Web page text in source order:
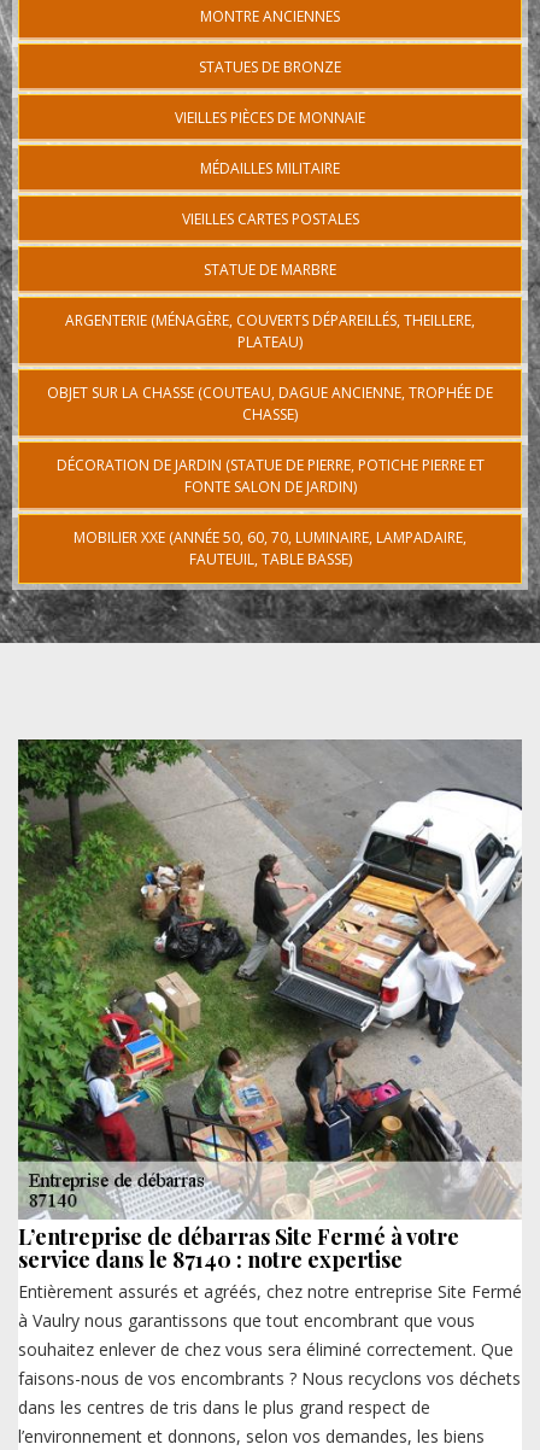
MONTRE ANCIENNES
STATUES DE BRONZE
VIEILLES PIÈCES DE MONNAIE
MÉDAILLES MILITAIRE
VIEILLES CARTES POSTALES
STATUE DE MARBRE
ARGENTERIE (MÉNAGÈRE, COUVERTS DÉPAREILLÉS, THEILLERE,
PLATEAU)
OBJET SUR LA CHASSE (COUTEAU, DAGUE ANCIENNE, TROPHÉE DE
CHASSE)
DÉCORATION DE JARDIN (STATUE DE PIERRE, POTICHE PIERRE ET
FONTE SALON DE JARDIN)
MOBILIER XXE (ANNÉE 50, 60, 70, LUMINAIRE, LAMPADAIRE,
FAUTEUIL, TABLE BASSE)
L’entreprise de débarras Site Fermé à votre
service dans le 87140 : notre expertise
Entièrement assurés et agréés, chez notre entreprise Site Fermé
à Vaulry nous garantissons que tout encombrant que vous
souhaitez enlever de chez vous sera éliminé correctement. Que
faisons-nous de vos encombrants ? Nous recyclons vos déchets
dans les centres de tris dans le plus grand respect de
l’environnement et donnons, selon vos demandes, les biens